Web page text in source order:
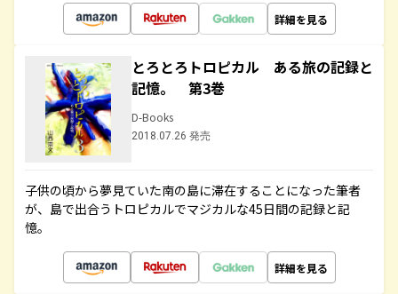
詳細を見る
とろとろトロピカル ある旅の記録と
記憶。 第3巻
D-Books
2018.07.26 発売
子供の頃から夢見ていた南の島に滞在することになった筆者
が、島で出合うトロピカルでマジカルな45日間の記録と記
憶。
詳細を見る